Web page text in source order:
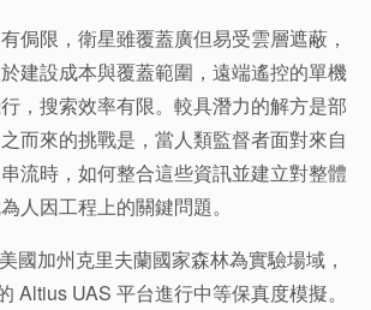
侷限，衛星雖覆蓋廣但易受雲層遮蔽，
建設成本與覆蓋範圍，遠端遙控的單機
，搜索效率有限。較具潛力的解方是部
而來的挑戰是，當人類監督者面對來自
流時，如何整合這些資訊並建立對整體
人因工程上的關鍵問題。
國加州克里夫蘭國家森林為實驗場域，
Altius UAS 平台進行中等保真度模擬。